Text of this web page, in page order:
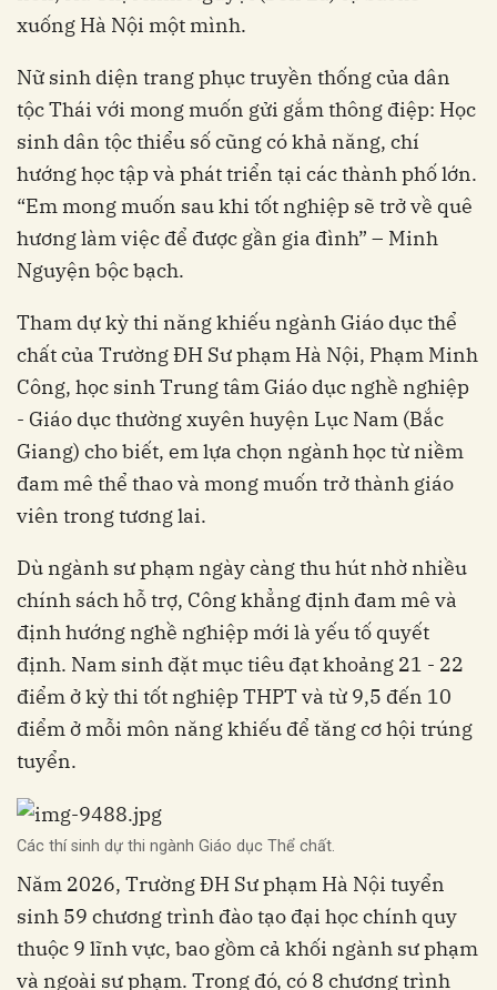
xuống Hà Nội một mình.
Nữ sinh diện trang phục truyền thống của dân
tộc Thái với mong muốn gửi gắm thông điệp: Học
sinh dân tộc thiểu số cũng có khả năng, chí
hướng học tập và phát triển tại các thành phố lớn.
“Em mong muốn sau khi tốt nghiệp sẽ trở về quê
hương làm việc để được gần gia đình” – Minh
Nguyện bộc bạch.
Tham dự kỳ thi năng khiếu ngành Giáo dục thể
chất của Trường ĐH Sư phạm Hà Nội, Phạm Minh
Công, học sinh Trung tâm Giáo dục nghề nghiệp
- Giáo dục thường xuyên huyện Lục Nam (Bắc
Giang) cho biết, em lựa chọn ngành học từ niềm
đam mê thể thao và mong muốn trở thành giáo
viên trong tương lai.
Dù ngành sư phạm ngày càng thu hút nhờ nhiều
chính sách hỗ trợ, Công khẳng định đam mê và
định hướng nghề nghiệp mới là yếu tố quyết
định. Nam sinh đặt mục tiêu đạt khoảng 21 - 22
điểm ở kỳ thi tốt nghiệp THPT và từ 9,5 đến 10
điểm ở mỗi môn năng khiếu để tăng cơ hội trúng
tuyển.
Các thí sinh dự thi ngành Giáo dục Thể chất.
Năm 2026, Trường ĐH Sư phạm Hà Nội tuyển
sinh 59 chương trình đào tạo đại học chính quy
thuộc 9 lĩnh vực, bao gồm cả khối ngành sư phạm
và ngoài sư phạm. Trong đó, có 8 chương trình